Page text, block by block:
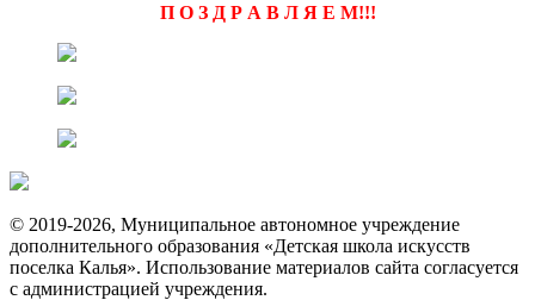
П О З Д Р А В Л Я Е М!!!
© 2019-2026, Муниципальное автономное учреждение
дополнительного образования «Детская школа искусств
поселка Калья». Использование материалов сайта согласуется
с администрацией учреждения.